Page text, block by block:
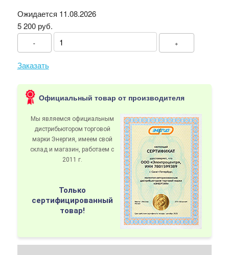
Ожидается 11.08.2026
5 200руб.
- +
Заказать
Официальный товар от производителя
Мы являемся официальным
дистрибьюторомторговой
марки Энергия, имеем свой
склад и магазин, работаем с
2011 г.
Только
сертифицированный
товар!